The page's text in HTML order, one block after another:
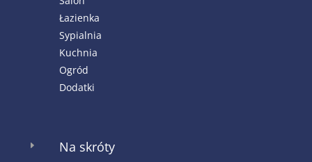
Łazienka
Sypialnia
Kuchnia
Ogród
Dodatki
E Na skróty